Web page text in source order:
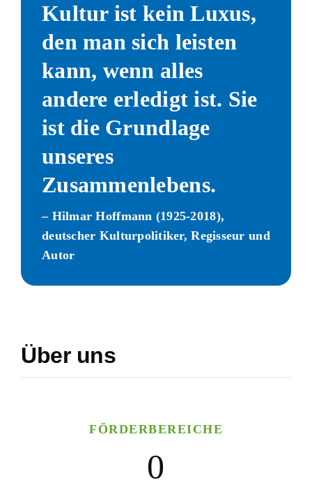
Kultur ist kein Luxus,
den man sich leisten
kann, wenn alles
andere erledigt ist. Sie
ist die Grundlage
unseres
Zusammenlebens.
– Hilmar Hoffmann (1925-2018),
deutscher Kulturpolitiker, Regisseur und
Autor
Über uns
FÖRDERBEREICHE
0